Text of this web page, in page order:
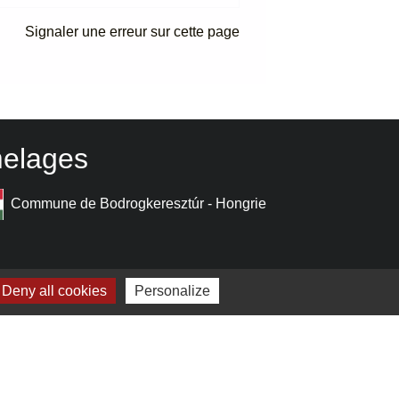
Signaler une erreur sur cette page
Commune de Bodrogkeresztúr - Hongrie
all cookies Personalize